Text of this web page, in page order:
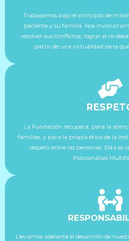
Trabajamos bajo el principio de
paciente y su familia. Nos
resolver sus conflictos, lograr el re-
partir de una virtualidad sana
La Fundación recupera, para la
familias, y para la propia ética de la
respeto entre las personas. Esta es
Psicoanálisis
Llevamos adelante el desarrollo de